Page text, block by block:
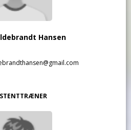
Hansen